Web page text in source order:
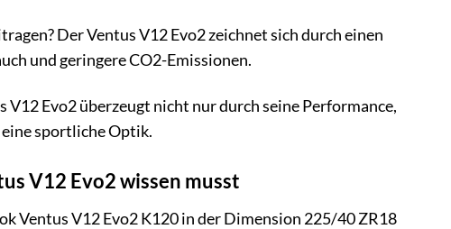
Der Ventus V12 Evo2 zeichnet sich durch einen
und geringere CO2-Emissionen.
Evo2 überzeugt nicht nur durch seine Performance,
eine sportliche Optik.
V12 Evo2 wissen musst
Ventus V12 Evo2 K120 in der Dimension 225/40 ZR18